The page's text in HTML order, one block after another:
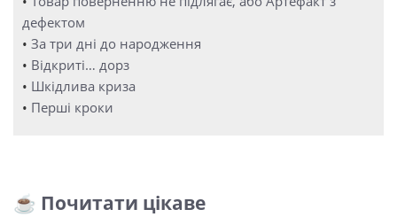
дефектом
• За три дні до народження
• Відкриті… дорз
• Шкідлива криза
• Перші кроки
☕ Почитати цікаве